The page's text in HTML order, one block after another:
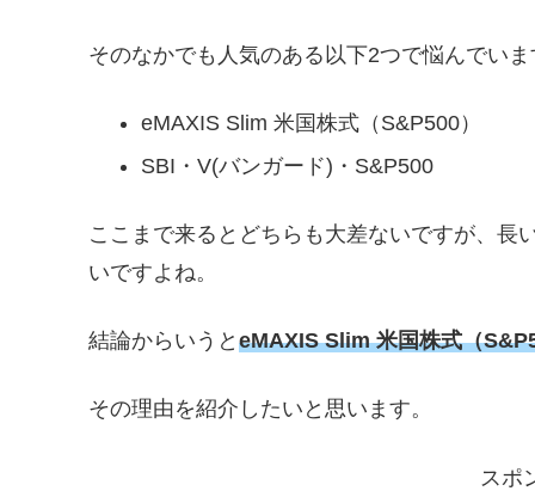
そのなかでも人気のある以下2つで悩んでいま
eMAXIS Slim 米国株式（S&P500）
SBI・V(バンガード)・S&P500
ここまで来るとどちらも大差ないですが、長
いですよね。
結論からいうと eMAXIS Slim 米国株式（
その理由を紹介したいと思います。
スポ